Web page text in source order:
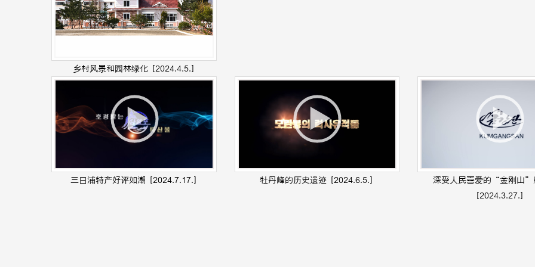
乡村风景和园林绿化 [2024.4.5.]
三日浦特产好评如潮 [2024.7.17.] 牡丹峰的历史遗迹 [2024.6.5.]
深受人民喜爱的“金刚山”
[2024.3.27.]